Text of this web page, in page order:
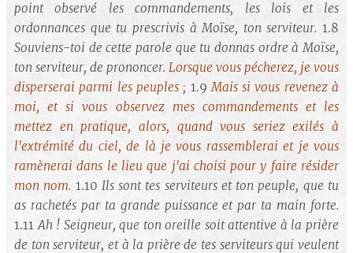
point observé les commandements, les lois et les
ordonnances que tu prescrivis à Moïse, ton serviteur. 1.8
Souviens-toi de cette parole que tu donnas ordre à Moïse,
ton serviteur, de prononcer. Lorsque vous pécherez, je vous
disperserai parmi les peuples ; 1.9Mais si vous revenez à
moi, et si vous observez mes commandements et les
mettez en pratique, alors, quand vous seriez exilés à
l'extrémité du ciel, de là je vous rassemblerai et je vous
ramènerai dans le lieu que j'ai choisi pour y faire résider
mon nom. 1.10 Ils sont tes serviteurs et ton peuple, que tu
as rachetés par ta grande puissance et par ta main forte.
1.11Ah ! Seigneur, que ton oreille soit attentive à la prière
de ton serviteur, et à la prière de tes serviteurs qui veulent